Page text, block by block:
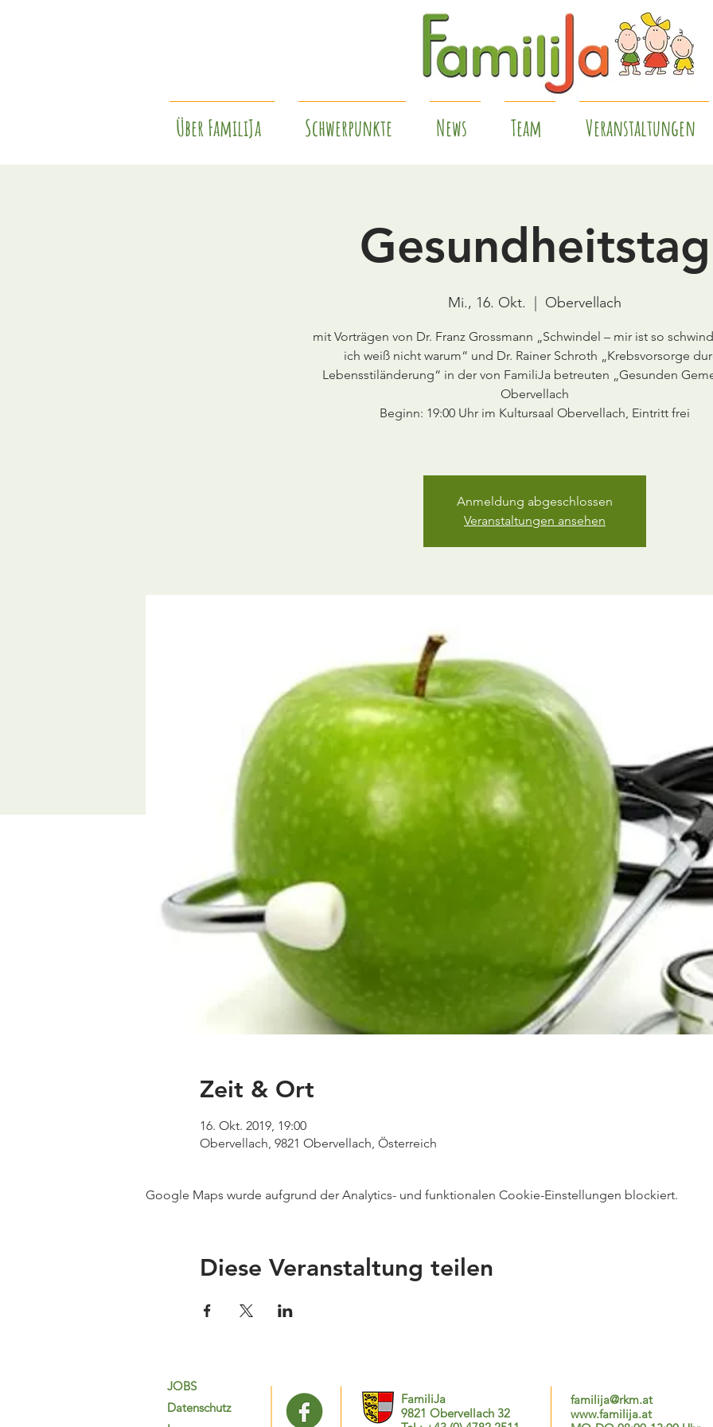
Über FamiliJa Schwerpunkte News Team Veranstaltungen
Gesundheitstag
Mi., 16. Okt. Obervellach
mit Vorträgen von Dr. Franz Grossmann „Schwindel – mir ist so
ich weiß nicht warum“ und Dr. Rainer Schroth „Krebsvorsorge
Lebensstiländerung“ in der von FamiliJa betreuten „Gesunden
Obervellach
Beginn: 19:00 Uhr im Kultursaal Obervellach, Eintritt frei
Anmeldung abgeschlossen
Veranstaltungen ansehen
Zeit & Ort
16. Okt. 2019, 19:00
Obervellach, 9821 Obervellach, Österreich
Google Maps wurde aufgrund der Analytics- und funktionalen Cookie-Einstellungen blockiert.
Diese Veranstaltung teilen
JOBS
Datenschutz
FamiliJa
9821 Obervellach 32
familija@rkm.at
www.familija.at